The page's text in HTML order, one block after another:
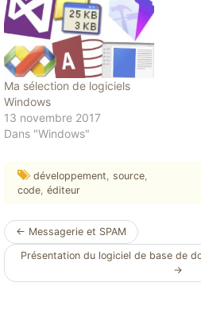
Ma sélection de logiciels
Windows
13 novembre 2017
Dans "Windows"
développement source,
code, éditeur
Navigation
article
← Messagerie et SPAM
Présentation du logiciel de base de
→